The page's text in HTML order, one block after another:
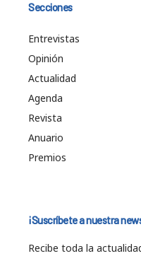
Secciones
Entrevistas
Opinión
Actualidad
Agenda
Revista
Anuario
Premios
¡Suscríbete a nuestra
Recibe toda la